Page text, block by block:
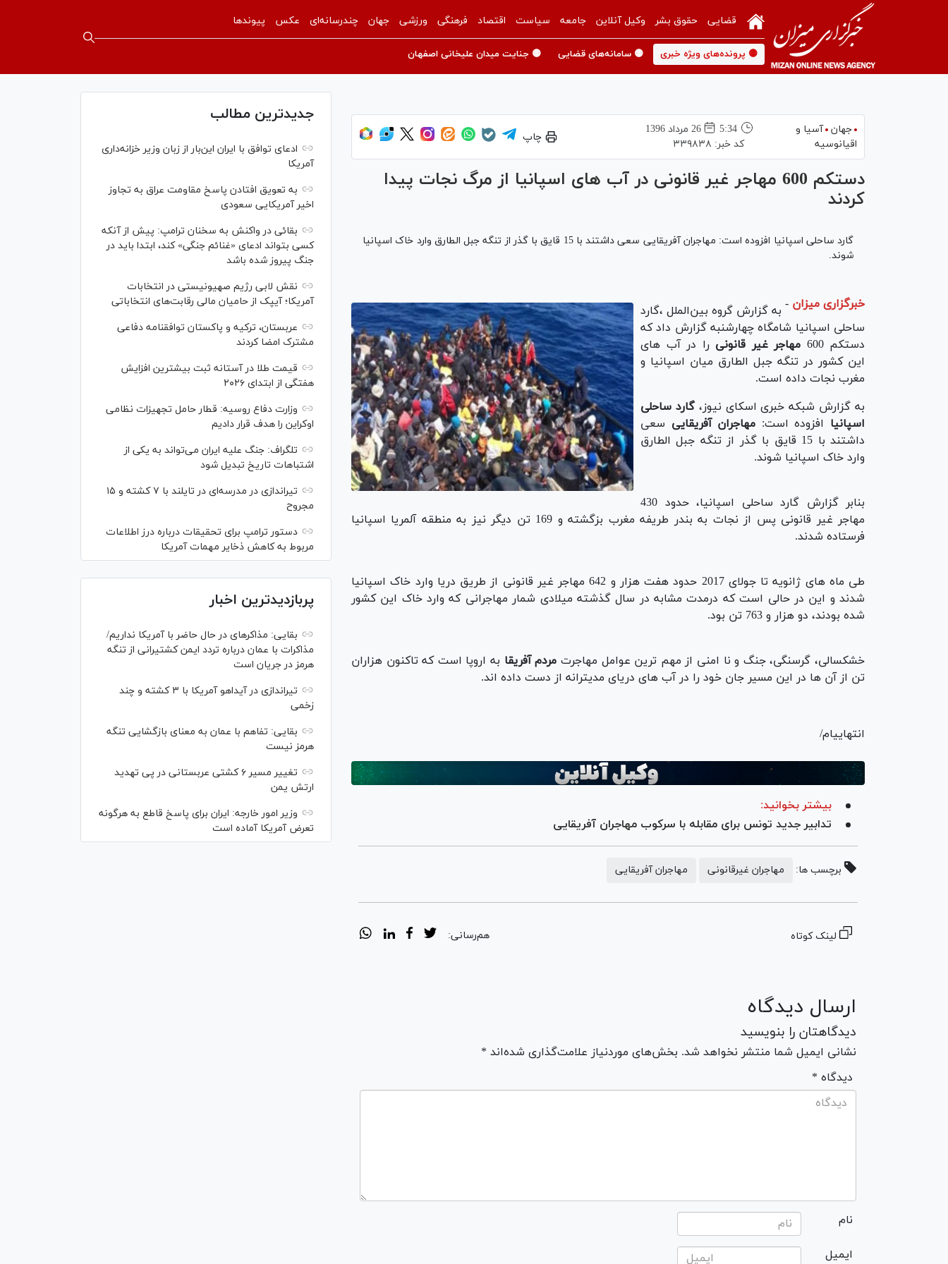
قضایی حقوق بشر وکیل آنلاین جامعه سیاست اقتصاد فرهنگی ورزشی جهان چندرسانه‌ای عکس پیوندها
🟡 پرونده‌های ویژه خبری 🟡 سامانه‌های قضایی 🟡 جنایت میدان علیخانی اصفهان
جهان آسیا و
اقیانوسیه
5:34
26 مرداد 1396
کد خبر: ۳۳۹۸۳۸
چاپ
دستکم 600 مهاجر غیر قانونی در آب های اسپانیا از مرگ نجات پیدا
کردند
گارد ساحلی اسپانیا افزوده است: مهاجران آفریقایی سعی داشتند با 15 قایق با گذر از تنگه جبل الطارق وارد خاک اسپانیا
شوند.
خبرگزاری میزان - به گزارش گروه بین‌الملل ،گارد
ساحلی اسپانیا شامگاه چهارشنبه گزارش داد که
دستکم 600
مهاجر غیر قانونی را در آب های
این کشور در تنگه جبل الطارق میان اسپانیا و
مغرب نجات داده است.
به گزارش شبکه خبری اسکای نیوز،گارد ساحلی
اسپانیا افزوده است: مهاجران آفریقایی سعی
داشتند با 15 قایق با گذر از تنگه جبل الطارق
وارد خاک اسپانیا شوند.
بنابر گزارش گارد ساحلی اسپانیا، حدود 430
مهاجر غیر قانونی پس از نجات به بندر طریفه مغرب بزگشته و 169 تن دیگر نیز به منطقه آلمریا اسپانیا
فرستاده شدند.
طی ماه های ژانویه تا جولای 2017 حدود هفت هزار و 642 مهاجر غیر قانونی از طریق دریا وارد خاک اسپانیا
شدند و این در حالی است که درمدت مشابه در سال گذشته میلادی شمار مهاجرانی که وارد خاک این کشور
شده بودند، دو هزار و 763 تن بود.
خشکسالی، گرسنگی، جنگ و نا امنی از مهم ترین عوامل مهاجرت مردم آفریقا به اروپا است که تاکنون هزاران
تن از آن ها در این مسیر جان خود را در آب های دریای مدیترانه از دست داده اند.
انتهاییام/
بیشتر بخوانید:
تدابیر جدید تونس برای مقابله با سرکوب مهاجران آفریقایی
برچسب ها: مهاجران غیرقانونی مهاجران آفریقایی
لینک کوتاه هم‌رسانی:
ارسال دیدگاه
دیدگاهتان را بنویسید
نشانی ایمیل شما منتشر نخواهد شد. بخش‌های موردنیاز علامت‌گذاری شده‌اند *
* دیدگاه
نام
ایمیل
جدیدترین مطالب
ادعای توافق با ایران این‌بار از زبان وزیر خزانه‌داری
آمریکا
به تعویق افتادن پاسخ مقاومت عراق به تجاوز
اخیر آمریکایی سعودی
بقائی در واکنش به سخنان ترامپ: پیش از آنکه
کسی بتواند ادعای «غنائم جنگی» کند، ابتدا باید در
جنگ پیروز شده باشد
نقش لابی رژیم صهیونیستی در انتخابات
آمریکا؛ آیپک از حامیان مالی رقابت‌های انتخاباتی
عربستان، ترکیه و پاکستان توافقنامه دفاعی
مشترک امضا کردند
قیمت طلا در آستانه ثبت بیشترین افزایش
هفتگی از ابتدای ۲۰۲۶
وزارت دفاع روسیه: قطار حامل تجهیزات نظامی
اوکراین را هدف قرار دادیم
تلگراف: جنگ علیه ایران می‌تواند به یکی از
اشتباهات تاریخ تبدیل شود
تیراندازی در مدرسه‌ای در تایلند با ۷ کشته و ۱۵
مجروح
دستور ترامپ برای تحقیقات درباره درز اطلاعات
مربوط به کاهش ذخایر مهمات آمریکا
پربازدیدترین اخبار
بقایی: مذاکره‎ای در حال حاضر با آمریکا نداریم/
مذاکرات با عمان درباره تردد ایمن کشتیرانی از تنگه
هرمز در جریان است
تیراندازی در آیداهو آمریکا با ۳ کشته و چند
زخمی
بقایی: تفاهم با عمان به معنای بازگشایی تنگه
هرمز نیست
تغییر مسیر ۶ کشتی عربستانی در پی تهدید
ارتش یمن
وزیر امور خارجه: ایران برای پاسخ قاطع به هرگونه
تعرض آمریکا آماده است